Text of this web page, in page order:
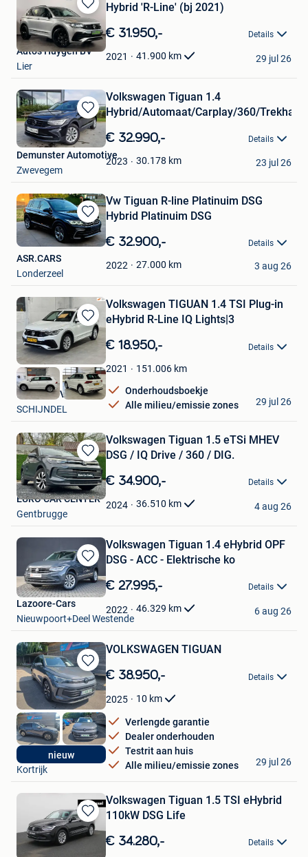
Bewaren
in
Mijn
Favorieten
Hybrid 'R-Line' (bj 2021)
€ 31.950,- Details
2021 41.900 km
Auto's Huygen BV
Lier
29 jul 26
Bewaren
in
Mijn
Favorieten
Volkswagen Tiguan 1.4
Hybrid/Automaat/Carplay/360/Trekhaak
€ 32.990,- Details
2023 30.178 km
Demunster Automotive
Zwevegem
23 jul 26
Bewaren
in
Mijn
Favorieten
Vw Tiguan R-line Platinuim DSG
Hybrid Platinuim DSG
€ 32.900,- Details
2022 27.000 km
ASR.CARS
Londerzeel
3 aug 26
Bewaren
in
Mijn
Favorieten
Volkswagen TIGUAN 1.4 TSI Plug-in
eHybrid R-Line IQ Lights|3
€ 18.950,- Details
2021 151.006 km
Onderhoudsboekje
Alle milieu/emissie zones
Mettler B.V.
SCHIJNDEL
29 jul 26
Bewaren
in
Mijn
Favorieten
Volkswagen Tiguan 1.5 eTSi MHEV
DSG / IQ Drive / 360 / DIG.
€ 34.900,- Details
2024 36.510 km
EURO CAR CENTER
Gentbrugge
4 aug 26
Bewaren
in
Mijn
Favorieten
Volkswagen Tiguan 1.4 eHybrid OPF
DSG - ACC - Elektrische ko
€ 27.995,- Details
2022 46.329 km
Lazoore-Cars
Nieuwpoort+Deel Westende
6 aug 26
Bewaren
in
Mijn
Favorieten
nieuw
VOLKSWAGEN TIGUAN
€ 38.950,- Details
2025 10 km
Verlengde garantie
Dealer onderhouden
Testrit aan huis
Alle milieu/emissie zones
Kortrijk
29 jul 26
Bewaren
in
Volkswagen Tiguan 1.5 TSI eHybrid
110kW DSG Life
€ 34.280,- Details